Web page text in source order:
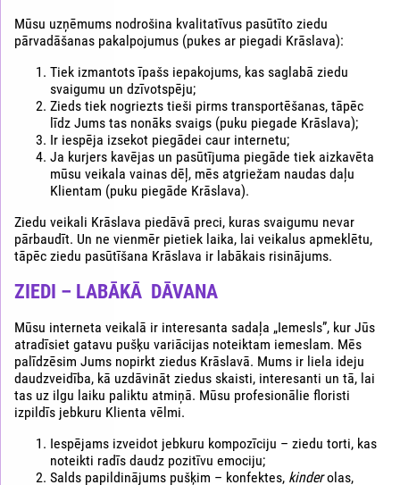
Mūsu uzņēmums nodrošina kvalitatīvus pasūtīto ziedu
pārvadāšanas pakalpojumus (pukes ar piegadi Krāslava):
Tiek izmantots īpašs iepakojums, kas saglabā ziedu
svaigumu un dzīvotspēju;
Zieds tiek nogriezts tieši pirms transportēšanas, tāpēc
līdz Jums tas nonāks svaigs (puku piegade Krāslava);
Ir iespēja izsekot piegādei caur internetu;
Ja kurjers kavējas un pasūtījuma piegāde tiek aizkavēta
mūsu veikala vainas dēļ, mēs atgriežam naudas daļu
Klientam (puku piegāde Krāslava).
Ziedu veikali Krāslava piedāvā preci, kuras svaigumu nevar
pārbaudīt. Un ne vienmēr pietiek laika, lai veikalus apmeklētu,
tāpēc ziedu pasūtīšana Krāslava ir labākais risinājums.
ZIEDI – LABĀKĀ DĀVANA
Mūsu interneta veikalā ir interesanta sadaļa „Iemesls”, kur Jūs
atradīsiet gatavu pušķu variācijas noteiktam iemeslam. Mēs
palīdzēsim Jums nopirkt ziedus Krāslavā. Mums ir liela ideju
daudzveidība, kā uzdāvināt ziedus skaisti, interesanti un tā, lai
tas uz ilgu laiku paliktu atmiņā. Mūsu profesionālie floristi
izpildīs jebkuru Klienta vēlmi.
Iespējams izveidot jebkuru kompozīciju – ziedu torti, kas
noteikti radīs daudz pozitīvu emociju;
Salds papildinājums pušķim – konfektes, kinderolas,